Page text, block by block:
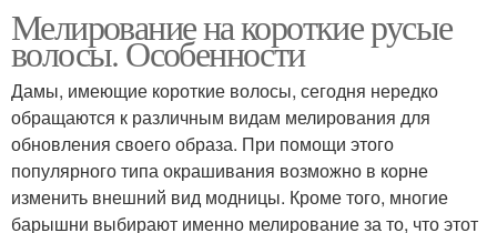
Мелирование на короткие русые
волосы. Особенности
Дамы, имеющие короткие волосы, сегодня нередко
обращаются к различным видам мелирования для
обновления своего образа. При помощи этого
популярного типа окрашивания возможно в корне
изменить внешний вид модницы. Кроме того, многие
барышни выбирают именно мелирование за то, что этот